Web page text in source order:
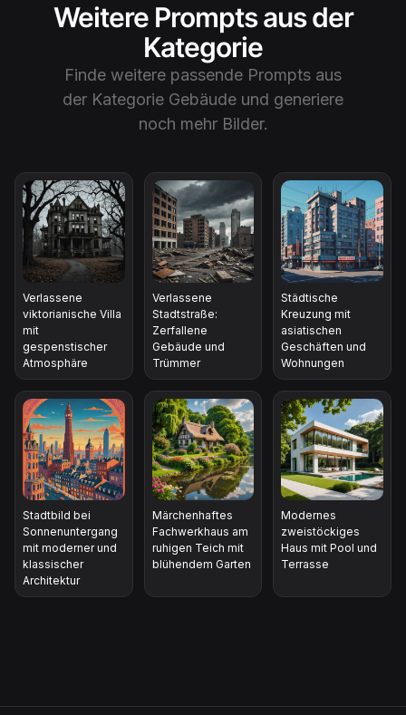
Weitere Prompts aus der
Kategorie
Finde weitere passende Prompts aus
der Kategorie Gebäude und generiere
noch mehr Bilder.
Verlassene
viktorianische Villa
mit
gespenstischer
Atmosphäre
Verlassene
Stadtstraße:
Zerfallene
Gebäude und
Trümmer
Städtische
Kreuzung mit
asiatischen
Geschäften und
Wohnungen
Stadtbild bei
Sonnenuntergang
mit moderner und
klassischer
Architektur
Märchenhaftes
Fachwerkhaus am
ruhigen Teich mit
blühendem Garten
Modernes
zweistöckiges
Haus mit Pool und
Terrasse